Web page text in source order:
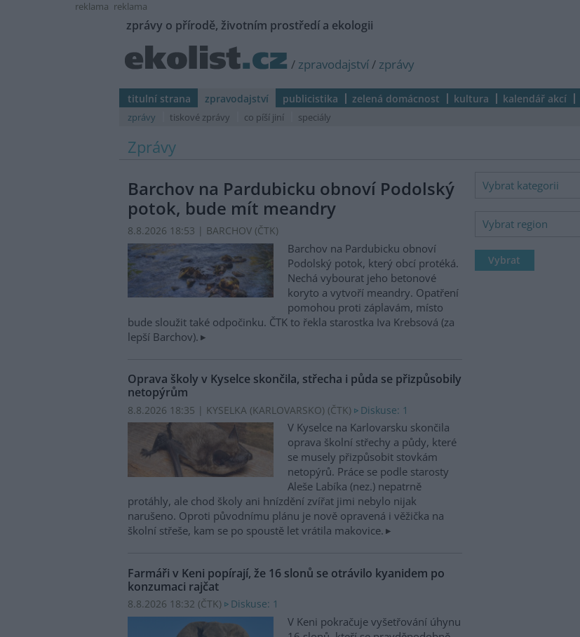
reklama reklama
zprávy o přírodě, životním prostředí a ekologii
/ zpravodajství/ zprávy
titulní strana zpravodajství publicistika zelená domácnost kultura kalendář akcí
zprávy tiskové zprávy co píší jiní speciály
Zprávy
Barchov na Pardubicku obnoví Podolský
potok, bude mít meandry
8.8.2026 18:53 | BARCHOV (ČTK)
Barchov na Pardubicku obnoví
Podolský potok, který obcí protéká.
Nechá vybourat jeho betonové
koryto a vytvoří meandry. Opatření
pomohou proti záplavám, místo
bude sloužit také odpočinku. ČTK to řekla starostka Iva Krebsová (za
lepší Barchov).
Oprava školy v Kyselce skončila, střecha i půda se přizpůsobily
netopýrům
8.8.2026 18:35 | KYSELKA (KARLOVARSKO) (ČTK) Diskuse: 1
V Kyselce na Karlovarsku skončila
oprava školní střechy a půdy, které
se musely přizpůsobit stovkám
netopýrů. Práce se podle starosty
Aleše Labíka (nez.) nepatrně
protáhly, ale chod školy ani hnízdění zvířat jimi nebylo nijak
narušeno. Oproti původnímu plánu je nově opravená i věžička na
školní střeše, kam se po spoustě let vrátila makovice.
Farmáři v Keni popírají, že 16 slonů se otrávilo kyanidem po
konzumaci rajčat
8.8.2026 18:32 (ČTK) Diskuse: 1
V Keni pokračuje vyšetřování úhynu